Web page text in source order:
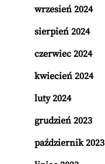
wrzesień 2024
sierpień 2024
czerwiec 2024
kwiecień 2024
luty 2024
grudzień 2023
październik 2023